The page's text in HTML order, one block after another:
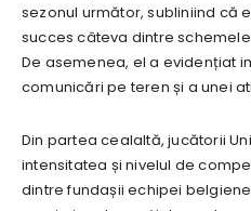
sezonul următor, subliniind că
succes câteva dintre
De asemenea, el a evidențiat
comunicări pe teren și a unei
Din partea cealaltă, jucătorii
intensitatea și nivelul de
dintre fundașii echipei